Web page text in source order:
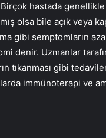
hastada
olsa bile açık veya
gibi semptomların
denir. Uzmanlar
tıkanması gibi
immünoterapi ve